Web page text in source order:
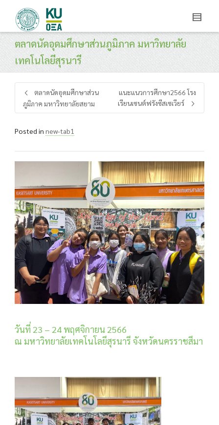
ตลาดนัดอุดมศึกษาส่วนภูมิภาค มหาวิทยาลัย
เทคโนโลยีสุรนารี
ตลาดนัดอุดมศึกษาส่วน
ภูมิภาค มหาวิทยาลัยสยาม
แนะแนวการศึกษา2566 โรง
เรียนเซนต์ฟรังซีสเซเวียร์
Posted in new-tab1
วันที่ 23 – 24 พฤศจิกายน 2566
ณ มหาวิทยาลัยเทคโนโลยีสุรนารี จังหวัดนครราชสีมา